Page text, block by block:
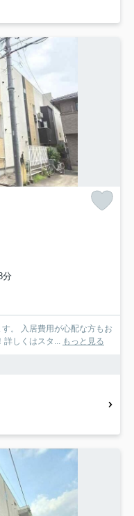
分
もお
詳しくはスタ... もっと見る